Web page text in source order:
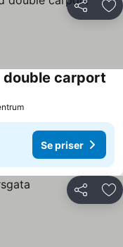
Del
double carport
Se priser
Del